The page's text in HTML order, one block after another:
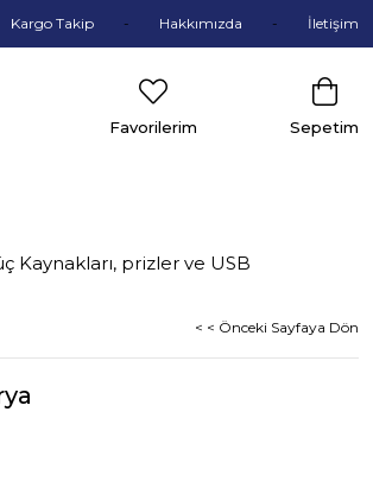
Kargo Takip Hakkımızda İletişim
Sepetim
Favorilerim
Kaynakları, prizler ve USB
< < Önceki Sayfaya Dön